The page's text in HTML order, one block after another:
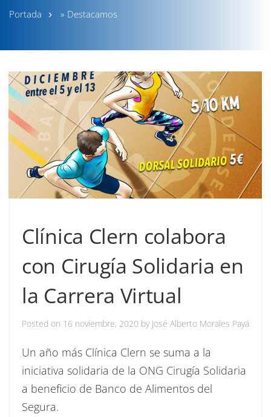
Portada » Destacamos
Clínica Clern colabora
con Cirugía Solidaria en
la Carrera Virtual
Posted on 16 noviembre, 2020 by José Alberto Morales Payá
Un año más Clínica Clern se suma a la
iniciativa solidaria de la ONG Cirugía Solidaria
a beneficio de Banco de Alimentos del
Segura.